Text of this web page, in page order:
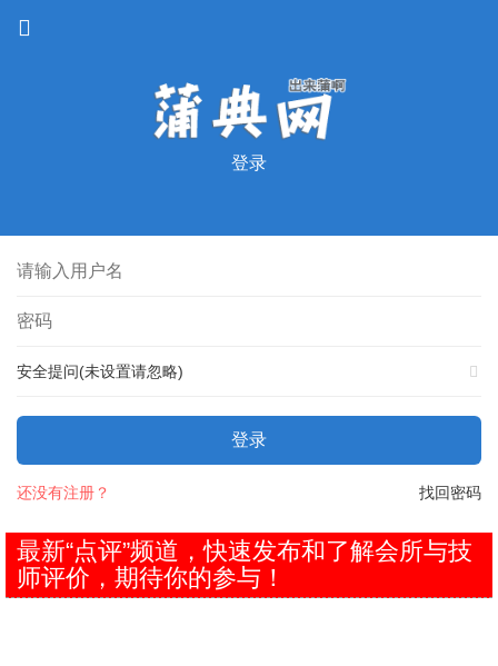
登录
安全提问(未设置请忽略)
登录
找回密码
还没有注册？
最新“点评”频道，快速发布和了解会所与技
师评价，期待你的参与！